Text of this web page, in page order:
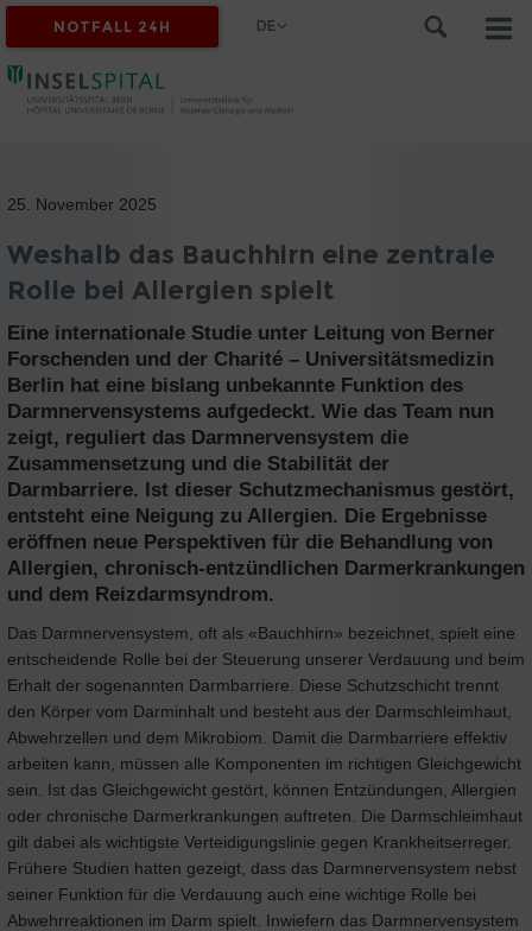
NOTFALL 24H DE
25. November 2025
Weshalb das Bauchhirn eine zentrale
Rolle bei Allergien spielt
Eine internationale Studie unter Leitung von Berner
Forschenden und der Charité – Universitätsmedizin
Berlin hat eine bislang unbekannte Funktion des
Darmnervensystems aufgedeckt. Wie das Team nun
zeigt, reguliert das Darmnervensystem die
Zusammensetzung und die Stabilität der
Darmbarriere. Ist dieser Schutzmechanismus gestört,
entsteht eine Neigung zu Allergien. Die Ergebnisse
eröffnen neue Perspektiven für die Behandlung von
Allergien, chronisch-entzündlichen Darmerkrankungen
und dem Reizdarmsyndrom.
Das Darmnervensystem, oft als «Bauchhirn» bezeichnet, spielt eine
entscheidende Rolle bei der Steuerung unserer Verdauung und beim
Erhalt der sogenannten Darmbarriere. Diese Schutzschicht trennt
den Körper vom Darminhalt und besteht aus der Darmschleimhaut,
Abwehrzellen und dem Mikrobiom. Damit die Darmbarriere effektiv
arbeiten kann, müssen alle Komponenten im richtigen Gleichgewicht
sein. Ist das Gleichgewicht gestört, können Entzündungen, Allergien
oder chronische Darmerkrankungen auftreten. Die Darmschleimhaut
gilt dabei als wichtigste Verteidigungslinie gegen Krankheitserreger.
Frühere Studien hatten gezeigt, dass das Darmnervensystem nebst
seiner Funktion für die Verdauung auch eine wichtige Rolle bei
Abwehrreaktionen im Darm spielt. Inwiefern das Darmnervensystem